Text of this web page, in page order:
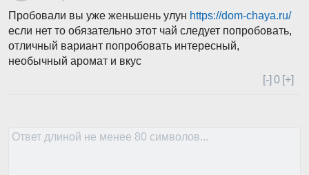
Пробовали вы уже женьшень улун https://dom-chaya.ru/
если нет то обязательно этот чай следует попробовать,
отличный вариант попробовать интересный,
необычный аромат и вкус
[-] 0 [+]